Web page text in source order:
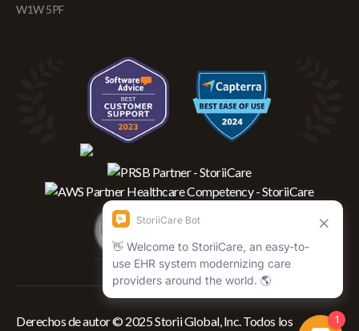
W1W 5PF
Derechos de autor © 2025 Storii Global, Inc. Todos los